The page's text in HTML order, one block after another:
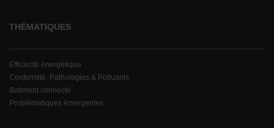
THÉMATIQUES
Efficacité énergétique
Conformité, Pathologies & Polluants
Batiment connecté
Problématiques émergentes